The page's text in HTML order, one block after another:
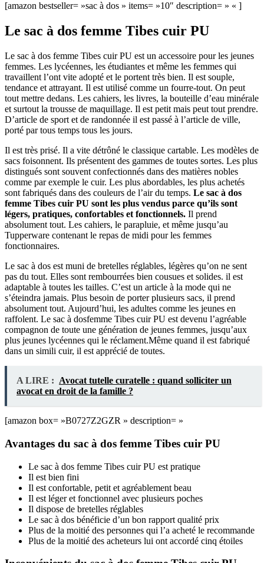
[amazon bestseller= »sac à dos » items= »10″ description= » « ]
Le sac à dos femme Tibes cuir PU
Le sac à dos femme Tibes cuir PU est un accessoire pour les jeunes
femmes. Les lycéennes, les étudiantes et même les femmes qui
travaillent l’ont vite adopté et le portent très bien. Il est souple,
tendance et attrayant. Il est utilisé comme un fourre-tout. On peut
tout mettre dedans. Les cahiers, les livres, la bouteille d’eau minérale
et surtout la trousse de maquillage. Il est petit mais peut tout prendre.
D’article de sport et de randonnée il est passé à l’article de ville,
porté par tous temps tous les jours.
Il est très prisé. Il a vite détrôné le classique cartable. Les modèles de
sacs foisonnent. Ils présentent des gammes de toutes sortes. Les plus
distingués sont souvent confectionnés dans des matières nobles
comme par exemple le cuir. Les plus abordables, les plus achetés
sont fabriqués dans des couleurs de l’air du temps. Le sac à dos
femme Tibes cuir PU sont les plus vendus parce qu’ils sont
légers, pratiques, confortables et fonctionnels. Il prend
absolument tout. Les cahiers, le parapluie, et même jusqu’au
Tupperware contenant le repas de midi pour les femmes
fonctionnaires.
Le sac à dos est muni de bretelles réglables, légères qu’on ne sent
pas du tout. Elles sont rembourrées bien cousues et solides. il est
adaptable à toutes les tailles. C’est un article à la mode qui ne
s’éteindra jamais. Plus besoin de porter plusieurs sacs, il prend
absolument tout. Aujourd’hui, les adultes comme les jeunes en
raffolent. Le sac à dosfemme Tibes cuir PU est devenu l’agréable
compagnon de toute une génération de jeunes femmes, jusqu’aux
plus jeunes lycéennes qui le réclament.Même quand il est fabriqué
dans un simili cuir, il est apprécié de toutes.
A LIRE : Avocat tutelle curatelle : quand solliciter un
avocat en droit de la famille ?
[amazon box= »B0727Z2GZR » description= »
Avantages du sac à dos femme Tibes cuir PU
Le sac à dos femme Tibes cuir PU est pratique
Il est bien fini
Il est confortable, petit et agréablement beau
Il est léger et fonctionnel avec plusieurs poches
Il dispose de bretelles réglables
Le sac à dos bénéficie d’un bon rapport qualité prix
Plus de la moitié des personnes qui l’a acheté le recommande
Plus de la moitié des acheteurs lui ont accordé cinq étoiles